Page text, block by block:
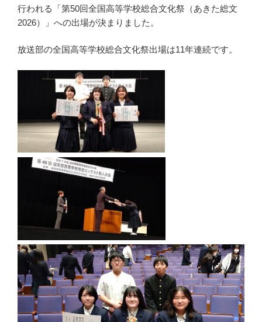
行われる「第50回全国高等学校総合文化祭（あきた総文
2026）」への出場が決まりました。
放送部の全国高等学校総合文化祭出場は11年連続です。